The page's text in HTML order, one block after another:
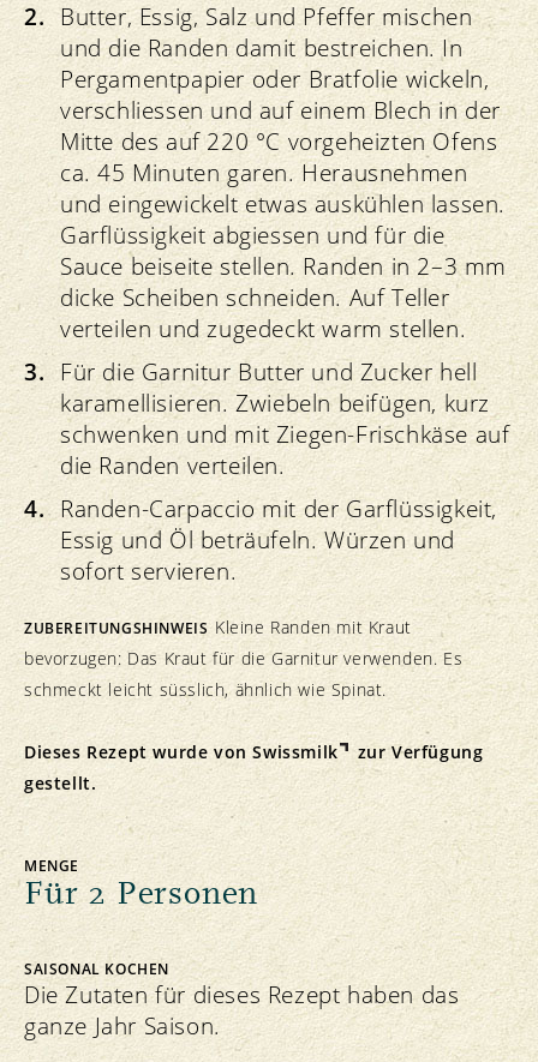
Butter, Essig, Salz und Pfeffer mischen
und die Randen damit bestreichen. In
Pergamentpapier oder Bratfolie wickeln,
verschliessen und auf einem Blech in der
Mitte des auf 220 °C vorgeheizten Ofens
ca. 45 Minuten garen. Herausnehmen
und eingewickelt etwas auskühlen lassen.
Garflüssigkeit abgiessen und für die
Sauce beiseite stellen. Randen in 2–3 mm
dicke Scheiben schneiden. Auf Teller
verteilen und zugedeckt warm stellen.
Für die Garnitur Butter und Zucker hell
karamellisieren. Zwiebeln beifügen, kurz
schwenken und mit Ziegen-Frischkäse auf
die Randen verteilen.
Randen-Carpaccio mit der Garflüssigkeit,
Essig und Öl beträufeln. Würzen und
sofort servieren.
ZUBEREITUNGSHINWEIS Kleine Randen mit Kraut
bevorzugen: Das Kraut für die Garnitur verwenden. Es
schmeckt leicht süsslich, ähnlich wie Spinat.
Dieses Rezept wurde vonSwissmilk
zur Verfügung
gestellt.
MENGE
Für 2 Personen
SAISONAL KOCHEN
Die Zutaten für dieses Rezept haben das
ganze Jahr Saison.